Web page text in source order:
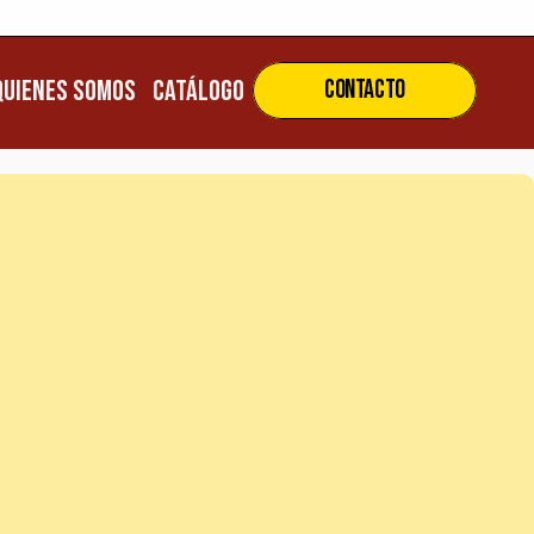
Somos
Somos
CATÁLOGO
CATÁLOGO
Contacto